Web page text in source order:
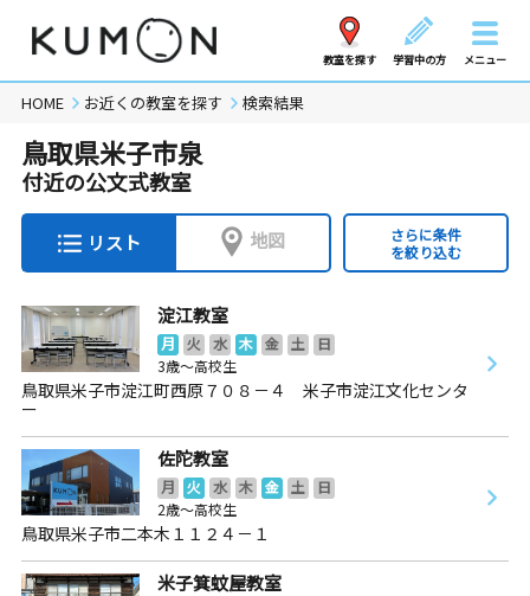
教室を探す 学習中の方 メニュー
HOME お近くの教室を探す 検索結果
鳥取県米子市泉
付近の公文式教室
リスト 地図
さらに条件
を絞り込む
淀江教室
月 火 水 木 金 土
日
3歳～高校生
鳥取県米子市淀江町西原７０８－４ 米子市淀江文化センタ
ー
佐陀教室
月 火 水 木 金 土
日
2歳～高校生
鳥取県米子市二本木１１２４－１
米子箕蚊屋教室